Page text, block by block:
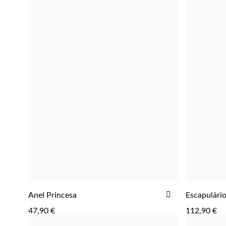
Anel Princesa
47,90 €
ADICIONAR
ADICIONAR
FAVORITOS
112,90 €